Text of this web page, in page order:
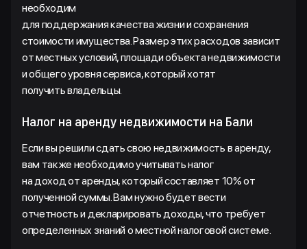
необходим
для поддержания качества жизни и сохранения
стоимости имущества. Размер этих расходов зависит
от местных условий, площади объекта недвижимости
и общего уровня сервиса, который хотят
получить владельцы.
Налог на аренду недвижимости на Бали
Если вы решили сдать свою недвижимость в аренду,
вам также необходимо учитывать налог
на доход от аренды, который составляет 10% от
полученной суммы. Вам нужно будет вести
отчетность и декларировать доходы, что требует
определенных знаний о местной налоговой системе.